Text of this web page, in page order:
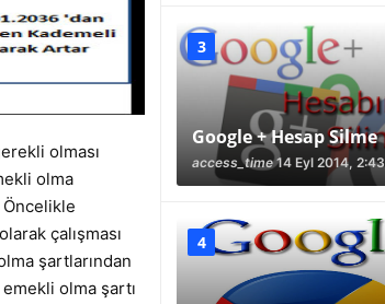
olması
olma
Öncelikle
çalışması
şartlarından
olma şartı
Google + Hesap Silme
access_time14 Eyl 2014, 2:43